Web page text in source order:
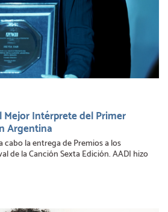
Intérprete del Primer
Argentina
cabo la entrega de Premios a los
de la Canción Sexta Edición. AADI hizo